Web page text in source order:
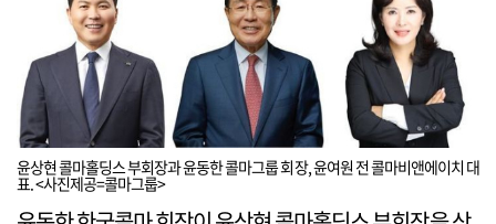
윤상현 콜마홀딩스 부회장과 윤동한 콜마그룹 회장, 윤여원 전 콜마비앤에이치 대
표. <사진제공=콜마그룹>